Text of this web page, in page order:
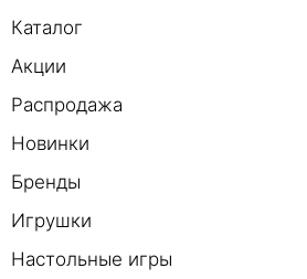
Каталог
Акции
Распродажа
Новинки
Бренды
Игрушки
Настольные игры